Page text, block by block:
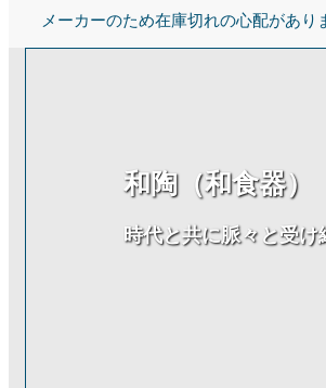
メーカーのため在庫切れの心配があ
和陶（和食器）
時代と共に脈々と受